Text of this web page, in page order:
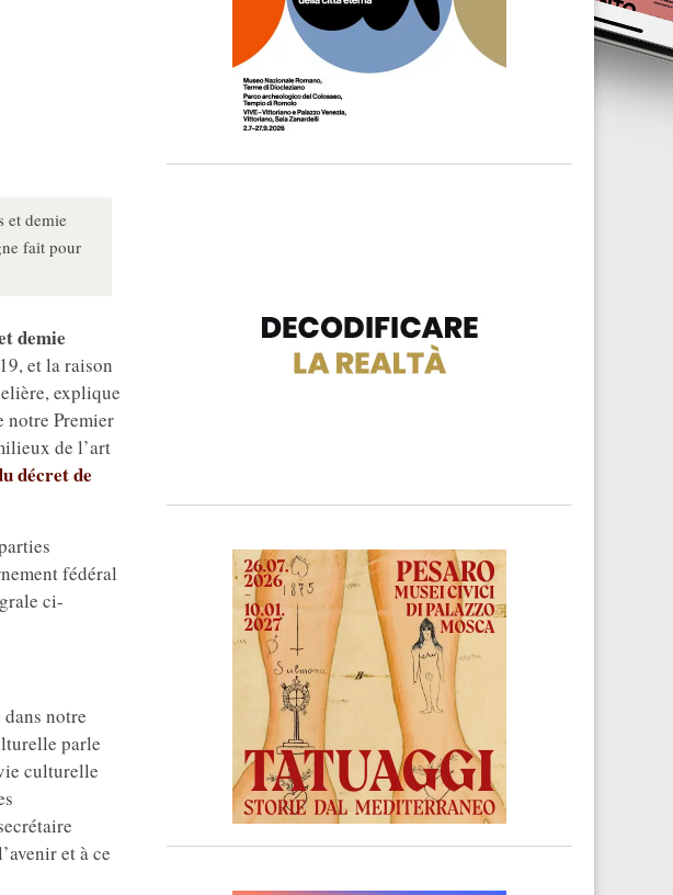
et demie
fait pour
demie
et la raison
explique
notre Premier
de l’art
décret de
fédéral
ci-
notre
parle
culturelle
et à ce